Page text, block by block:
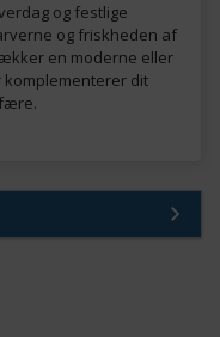
og festlige
og friskheden af
en moderne eller
komplementerer dit